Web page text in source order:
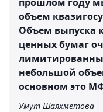
объем
Объем выпуска
ценных бумаг
небольшой
основном это
Умут Шаяхметова